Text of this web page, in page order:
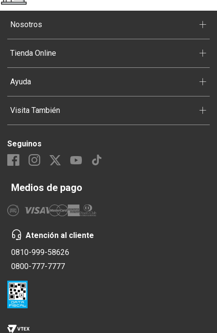
Nosotros +
Tienda Online +
Ayuda +
Visita También +
Seguinos
Medios de pago
Atención al cliente
0810-999-58626
0800-777-7777